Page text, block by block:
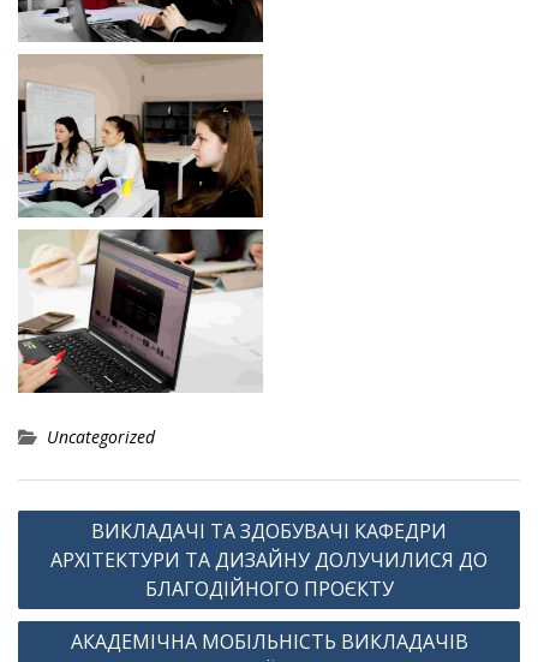
Uncategorized
Навігація
записів
ВИКЛАДАЧІ ТА ЗДОБУВАЧІ КАФЕДРИ
АРХІТЕКТУРИ ТА ДИЗАЙНУ ДОЛУЧИЛИСЯ ДО
БЛАГОДІЙНОГО ПРОЄКТУ
АКАДЕМІЧНА МОБІЛЬНІСТЬ ВИКЛАДАЧІВ